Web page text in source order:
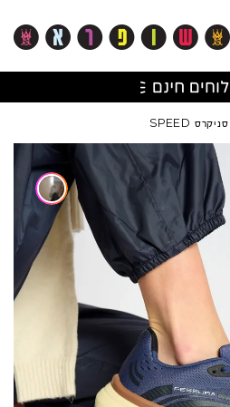
סניקרס SPEED
Skip to product reviews